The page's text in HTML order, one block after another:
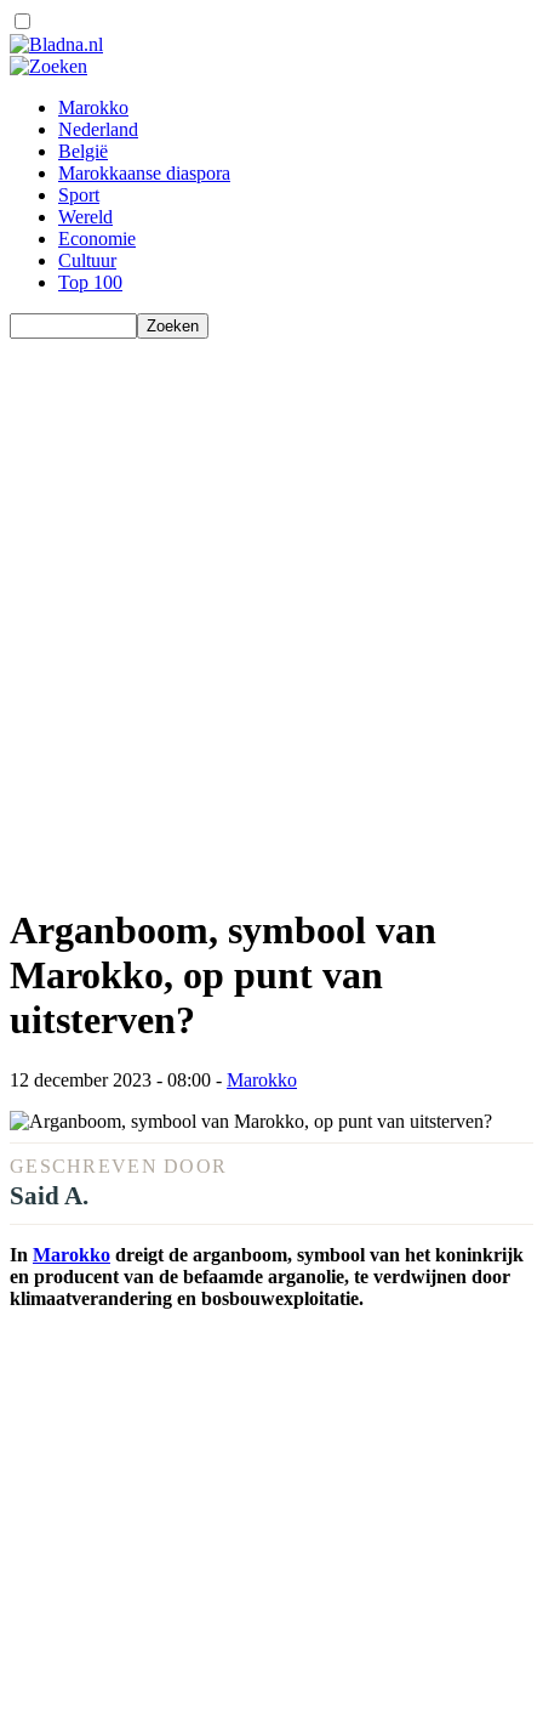
Marokko
Nederland
België
Marokkaanse diaspora
Sport
Wereld
Economie
Cultuur
Top 100
Arganboom, symbool van
Marokko, op punt van
uitsterven?
12 december 2023 - 08:00 - Marokko
GESCHREVEN DOOR
Said A.
In Marokko dreigt de arganboom, symbool van het koninkrijk
en producent van de befaamde arganolie, te verdwijnen door
klimaatverandering en bosbouwexploitatie.